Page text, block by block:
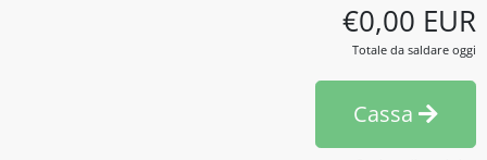
€0,00 EUR
Totale da saldare oggi
Cassa